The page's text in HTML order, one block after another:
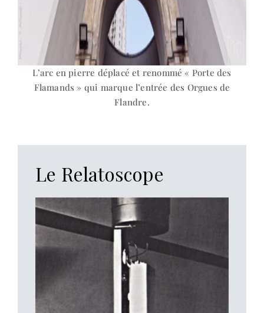
L’arc en pierre déplacé et renommé « Porte des
Flamands » qui marque l’entrée des Orgues de
Flandre.
Le Relatoscope